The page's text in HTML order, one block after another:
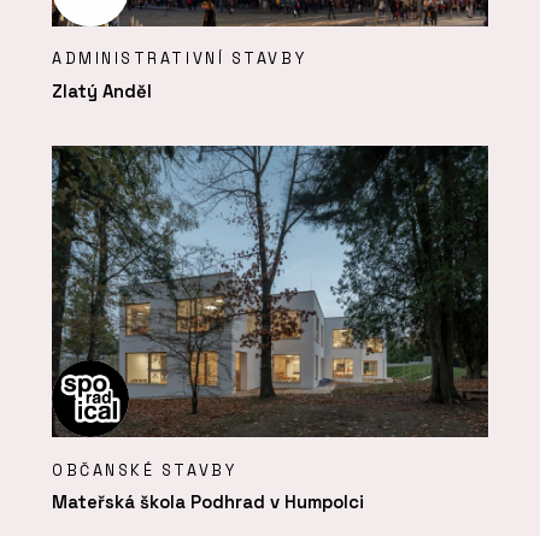
ADMINISTRATIVNÍ STAVBY
Zlatý Anděl
OBČANSKÉ STAVBY
Mateřská škola Podhrad v Humpolci